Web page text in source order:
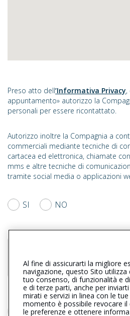
Preso atto dell’Informativa Privacy,
appuntamento» autorizzo la
personali per essere ricontattato.
Autorizzo inoltre la Compagnia a
commerciali mediante tecniche di
cartacea ed elettronica, chiamate
mms e altre tecniche di
tramite social media o applicazioni
SI NO
INVIA UNA EMAIL
Al fine di assicurarti la migliore
navigazione, questo Sito
tuo consenso, di funzionalità e
e di terze parti, anche per
mirati e servizi in linea con le
momento è possibile revocare
le preferenze e ottenere